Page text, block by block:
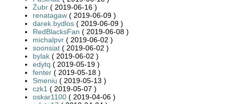
Żubr ( 2019-06-16 )
renatagaw ( 2019-06-09 )
darek.bydlos ( 2019-06-09 )
RedBlacksFan ( 2019-06-08 )
michalpvr ( 2019-06-02 )
soonsiat ( 2019-06-02 )
bylak ( 2019-06-02 )
edytq ( 2019-05-19 )
fenter ( 2019-05-18 )
Smeniu ( 2019-05-13 )
czk1 ( 2019-05-07 )
oskar1100 ( 2019-04-06 )